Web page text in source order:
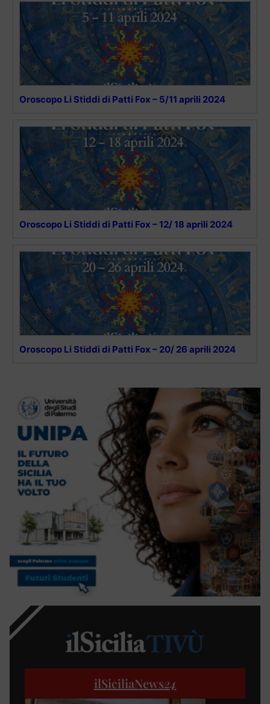
Oroscopo Li Stiddi di Patti Fox – 5/11 aprili 2024
Oroscopo Li Stiddi di Patti Fox – 12/ 18 aprili 2024
Oroscopo Li Stiddi di Patti Fox – 20/ 26 aprili 2024
ilSiciliaNews24